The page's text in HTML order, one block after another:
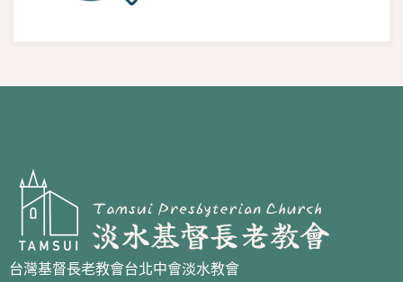
台灣基督長老教會台北中會淡水教會